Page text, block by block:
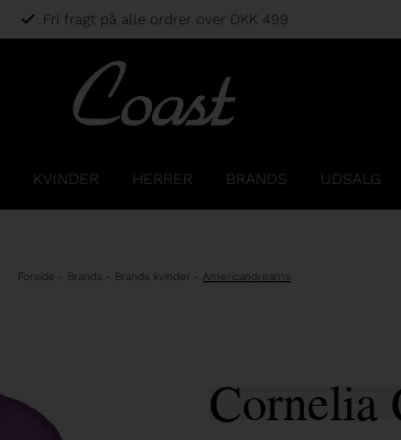
Fri fragt på alle ordrer over DKK 499
KVINDER HERRER BRANDS UDSALG
Forside - Brands - Brands kvinder - Americandreams
Cornelia